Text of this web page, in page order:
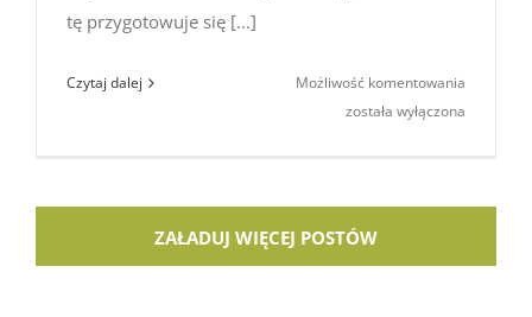
tę przygotowuje się [...]
Czytaj dalej Możliwość komentowania
została wyłączona
ZAŁADUJ WIĘCEJ POSTÓW